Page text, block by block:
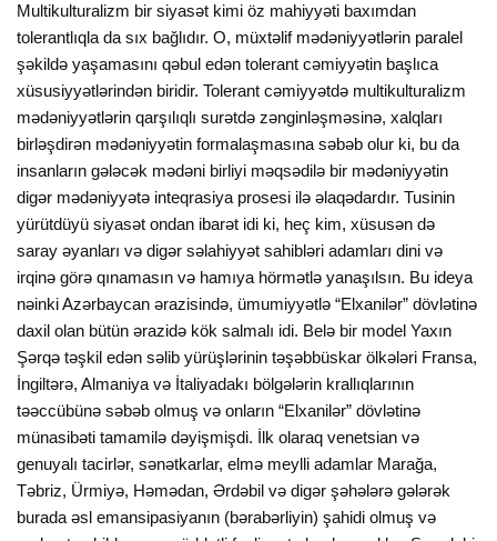
Multikulturalizm bir siyasət kimi öz mahiyyəti baxımdan
tolerantlıqla da sıx bağlıdır. O, müxtəlif mədəniyyətlərin paralel
şəkildə yaşamasını qəbul edən tolerant cəmiyyətin başlıca
xüsusiyyətlərindən biridir. Tolerant cəmiyyətdə multikulturalizm
mədəniyyətlərin qarşılıqlı surətdə zənginləşməsinə, xalqları
birləşdirən mədəniyyətin formalaşmasına səbəb olur ki, bu da
insanların gələcək mədəni birliyi məqsədilə bir mədəniyyətin
digər mədəniyyətə inteqrasiya prosesi ilə əlaqədardır. Tusinin
yürütdüyü siyasət ondan ibarət idi ki, heç kim, xüsusən də
saray əyanları və digər səlahiyyət sahibləri adamları dini və
irqinə görə qınamasın və hamıya hörmətlə yanaşılsın. Bu ideya
nəinki Azərbaycan ərazisində, ümumiyyətlə “Elxanilər” dövlətinə
daxil olan bütün ərazidə kök salmalı idi. Belə bir model Yaxın
Şərqə təşkil edən səlib yürüşlərinin təşəbbüskar ölkələri Fransa,
İngiltərə, Almaniya və İtaliyadakı bölgələrin krallıqlarının
təəccübünə səbəb olmuş və onların “Elxanilər” dövlətinə
münasibəti tamamilə dəyişmişdi. İlk olaraq venetsian və
genuyalı tacirlər, sənətkarlar, elmə meylli adamlar Marağa,
Təbriz, Ürmiyə, Həmədan, Ərdəbil və digər şəhələrə gələrək
burada əsl emansipasiyanın (bərabərliyin) şahidi olmuş və